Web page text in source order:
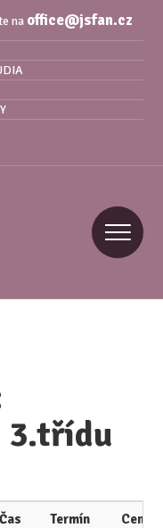
na office@jsfan.cz
3.třídu
Čas Termín Cena/